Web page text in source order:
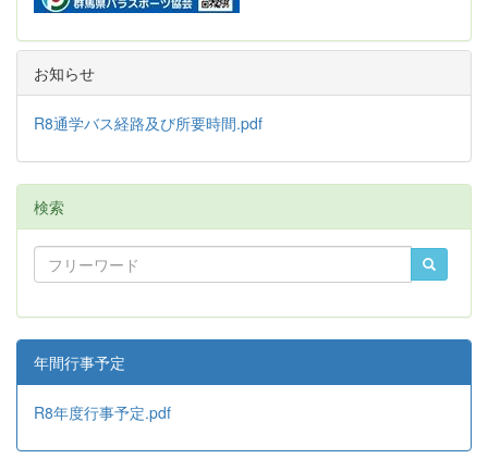
お知らせ
R8通学バス経路及び所要時間.pdf
検索
年間行事予定
R8年度行事予定.pdf